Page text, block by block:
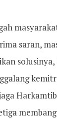
saran,
solusinya,